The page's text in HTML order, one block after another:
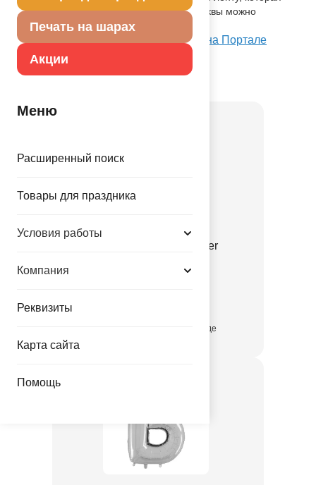
Печать на шарах
Акции
Меню
Расширенный поиск
Товары для праздника
Условия работы
Компания
Реквизиты
Карта сайта
Помощь
позволяет собрать шары в гирлянду. Буквы можно
прикрепить к стене за хвосты.
Посмотреть К БУКВЫ HB 14" Мульти на Портале
оптовых закупок
Г СИМВОЛ > 26" Silver
присутствует на складе